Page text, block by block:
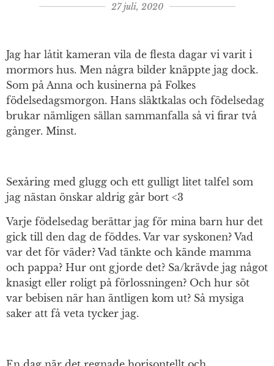
27 juli, 2020
Jag har låtit kameran vila de flesta dagar vi varit i
mormors hus. Men några bilder knäppte jag dock.
Som på Anna och kusinerna på Folkes
födelsedagsmorgon. Hans släktkalas och födelsedag
brukar nämligen sällan sammanfalla så vi firar två
gånger. Minst.
Sexåring med glugg och ett gulligt litet talfel som
jag nästan önskar aldrig går bort <3
Varje födelsedag berättar jag för mina barn hur det
gick till den dag de föddes. Var var syskonen? Vad
var det för väder? Vad tänkte och kände mamma
och pappa? Hur ont gjorde det? Sa/krävde jag något
knasigt eller roligt på förlossningen? Och hur söt
var bebisen när han äntligen kom ut? Så mysiga
saker att få veta tycker jag.